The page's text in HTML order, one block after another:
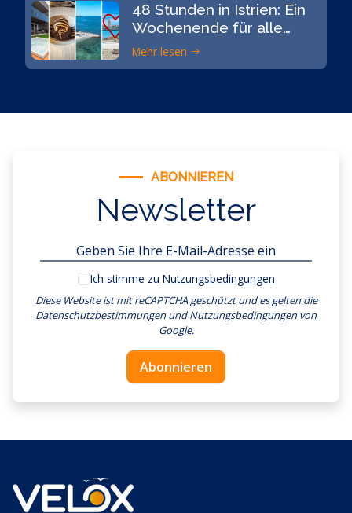
48 Stunden in Istrien: Ein
Wochenende für alle
Sinne
Mehr lesen
ABONNIEREN
Newsletter
Ich stimme zu Nutzungsbedingungen
Diese Website ist mit reCAPTCHA geschützt und es gelten die
Datenschutzbestimmungen undNutzungsbedingungen von
Google.
Abonnieren